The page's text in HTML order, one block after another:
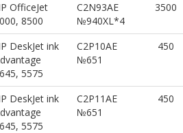
OfficeJet
8500
C2N93AE
№940XL*4
3500
DeskJet ink
5575
C2P10AE
№651
450
DeskJet ink
5575
C2P11AE
№651
450